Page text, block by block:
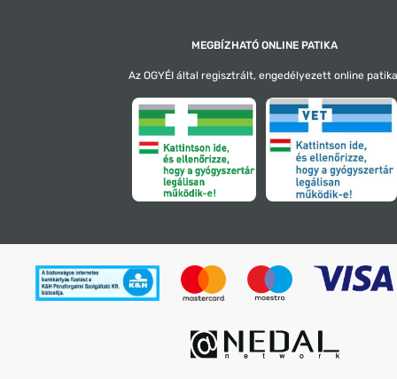
MEGBÍZHATÓ ONLINE PATIKA
Az OGYÉI által regisztrált, engedélyezett online